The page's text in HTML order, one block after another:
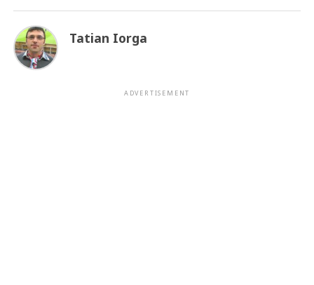
Tatian Iorga
ADVERTISEMENT